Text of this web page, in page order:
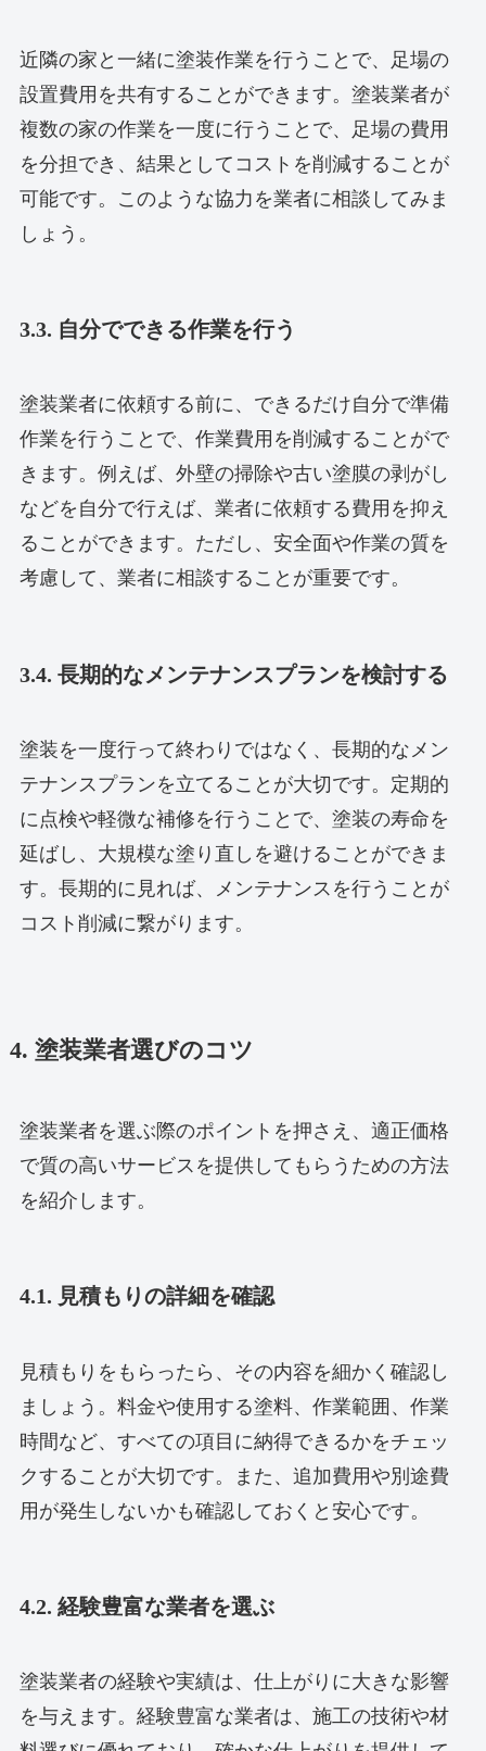
近隣の家と一緒に塗装作業を行うことで、足場の
設置費用を共有することができます。塗装業者が
複数の家の作業を一度に行うことで、足場の費用
を分担でき、結果としてコストを削減することが
可能です。このような協力を業者に相談してみま
しょう。
3.3. 自分でできる作業を行う
塗装業者に依頼する前に、できるだけ自分で準備
作業を行うことで、作業費用を削減することがで
きます。例えば、外壁の掃除や古い塗膜の剥がし
などを自分で行えば、業者に依頼する費用を抑え
ることができます。ただし、安全面や作業の質を
考慮して、業者に相談することが重要です。
3.4. 長期的なメンテナンスプランを検討する
塗装を一度行って終わりではなく、長期的なメン
テナンスプランを立てることが大切です。定期的
に点検や軽微な補修を行うことで、塗装の寿命を
延ばし、大規模な塗り直しを避けることができま
す。長期的に見れば、メンテナンスを行うことが
コスト削減に繋がります。
4. 塗装業者選びのコツ
塗装業者を選ぶ際のポイントを押さえ、適正価格
で質の高いサービスを提供してもらうための方法
を紹介します。
4.1. 見積もりの詳細を確認
見積もりをもらったら、その内容を細かく確認し
ましょう。料金や使用する塗料、作業範囲、作業
時間など、すべての項目に納得できるかをチェッ
クすることが大切です。また、追加費用や別途費
用が発生しないかも確認しておくと安心です。
4.2. 経験豊富な業者を選ぶ
塗装業者の経験や実績は、仕上がりに大きな影響
を与えます。経験豊富な業者は、施工の技術や材